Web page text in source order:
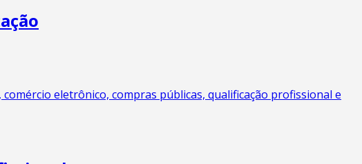
eletrônico, compras públicas, qualificação profissional e